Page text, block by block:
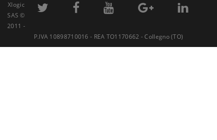
Xlogic
SAS ©
2011 -
P.IVA 10898710016 - REA TO1170662 - Collegno (TO)